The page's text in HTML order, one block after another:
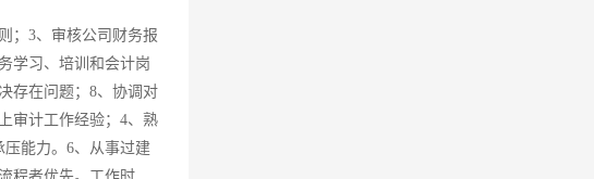
；3、审核公司财务报
学习、培训和会计岗
存在问题；8、协调对
审计工作经验；4、熟
能力。6、从事过建